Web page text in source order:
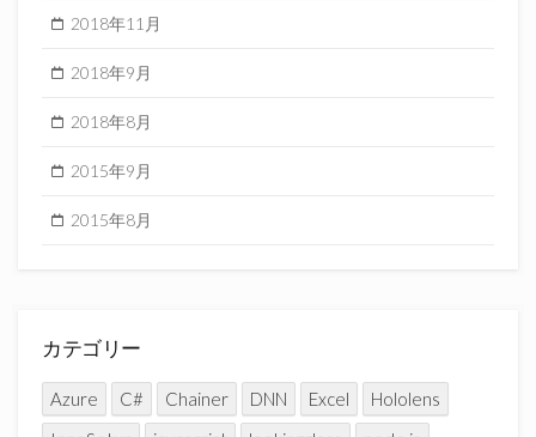
2018年11月
2018年9月
2018年8月
2015年9月
2015年8月
カテゴリー
Azure C# Chainer DNN Excel
Hololens